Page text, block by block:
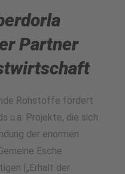
Partner
Rohstoffe fördert
u.a. Projekte, die sich
der enormen
Esche
(„Erhalt der